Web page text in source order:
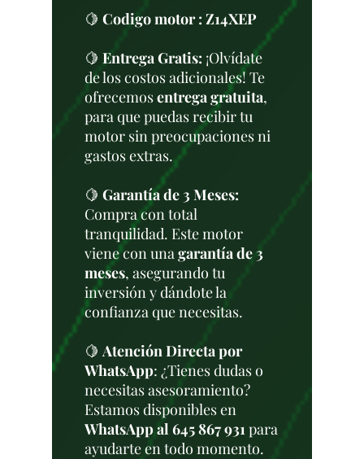
🍋 Codigo motor : Z14XEP
🍋 Entrega Gratis: ¡Olvídate
de los costos adicionales! Te
ofrecemosentrega gratuita,
para que puedas recibir tu
motor sin preocupaciones ni
gastos extras.
🍋 Garantía de 3 Meses:
Compra con total
tranquilidad. Este motor
viene con unagarantía de 3
meses, asegurando tu
inversión y dándote la
confianza que necesitas.
🍋Atención Directa por
WhatsApp: ¿Tienes dudas o
necesitas asesoramiento?
Estamos disponibles en
WhatsApp al 645 867 931para
ayudarte en todo momento.